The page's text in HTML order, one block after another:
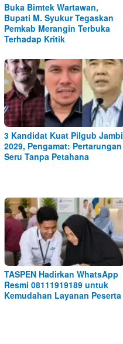
Buka Bimtek Wartawan,
Bupati M. Syukur Tegaskan
Pemkab Merangin Terbuka
Terhadap Kritik
3 Kandidat Kuat Pilgub Jambi
2029, Pengamat: Pertarungan
Seru Tanpa Petahana
TASPEN Hadirkan WhatsApp
Resmi 08111919189 untuk
Kemudahan Layanan Peserta